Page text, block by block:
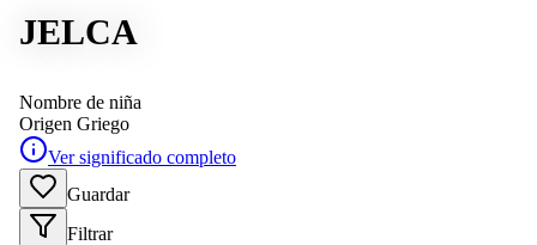
JELCA
Nombre de niña
Origen Griego
Ver significado completo
Guardar
Filtrar